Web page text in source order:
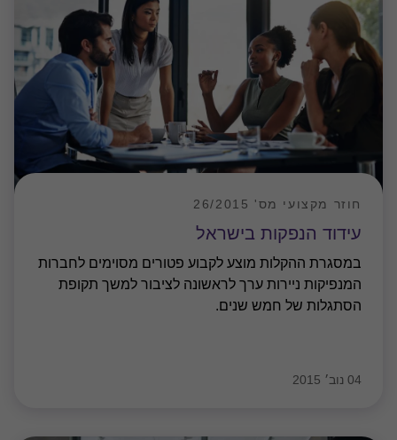
עידוד הנפקות בישראל
חוזר מקצועי מס' 26/2015
במסגרת ההקלות מוצע לקבוע פטורים מסוימים לחברות
המנפיקות ניירות ערך לראשונה לציבור למשך תקופת
הסתגלות של חמש שנים.
04 נוב׳ 2015